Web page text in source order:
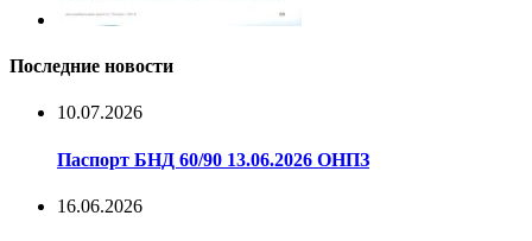
Последние новости
10.07.2026
Паспорт БНД 60/90 13.06.2026 ОНПЗ
16.06.2026